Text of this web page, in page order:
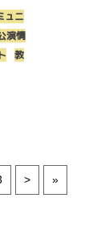
ュニ
演情
教
> »